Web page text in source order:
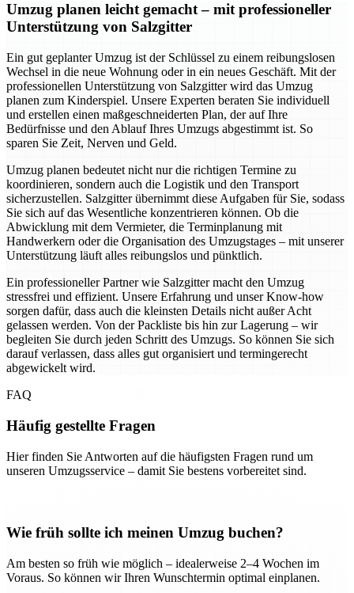
Umzug planen leicht gemacht – mit professioneller
Unterstützung von Salzgitter
Ein gut geplanter Umzug ist der Schlüssel zu einem reibungslosen
Wechsel in die neue Wohnung oder in ein neues Geschäft. Mit der
professionellen Unterstützung von Salzgitter wird das Umzug
planen zum Kinderspiel. Unsere Experten beraten Sie individuell
und erstellen einen maßgeschneiderten Plan, der auf Ihre
Bedürfnisse und den Ablauf Ihres Umzugs abgestimmt ist. So
sparen Sie Zeit, Nerven und Geld.
Umzug planen bedeutet nicht nur die richtigen Termine zu
koordinieren, sondern auch die Logistik und den Transport
sicherzustellen. Salzgitter übernimmt diese Aufgaben für Sie, sodass
Sie sich auf das Wesentliche konzentrieren können. Ob die
Abwicklung mit dem Vermieter, die Terminplanung mit
Handwerkern oder die Organisation des Umzugstages – mit unserer
Unterstützung läuft alles reibungslos und pünktlich.
Ein professioneller Partner wie Salzgitter macht den Umzug
stressfrei und effizient. Unsere Erfahrung und unser Know-how
sorgen dafür, dass auch die kleinsten Details nicht außer Acht
gelassen werden. Von der Packliste bis hin zur Lagerung – wir
begleiten Sie durch jeden Schritt des Umzugs. So können Sie sich
darauf verlassen, dass alles gut organisiert und termingerecht
abgewickelt wird.
FAQ
Häufig gestellte Fragen
Hier finden Sie Antworten auf die häufigsten Fragen rund um
unseren Umzugsservice – damit Sie bestens vorbereitet sind.
Wie früh sollte ich meinen Umzug buchen?
Am besten so früh wie möglich – idealerweise 2–4 Wochen im
Voraus. So können wir Ihren Wunschtermin optimal einplanen.